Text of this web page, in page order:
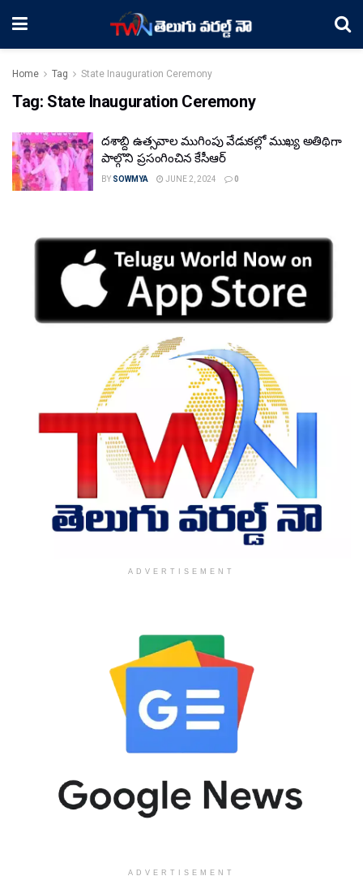
Home Tag State Inauguration Ceremony
Tag: State Inauguration Ceremony
దశాబ్ది ఉత్సవాల ముగింపు వేడుకల్లో ముఖ్య అతిథిగా
పాల్గొని ప్రసంగించిన కేసీఆర్
BY SOWMYA JUNE 2, 2024 0
ADVERTISEMENT
ADVERTISEMENT